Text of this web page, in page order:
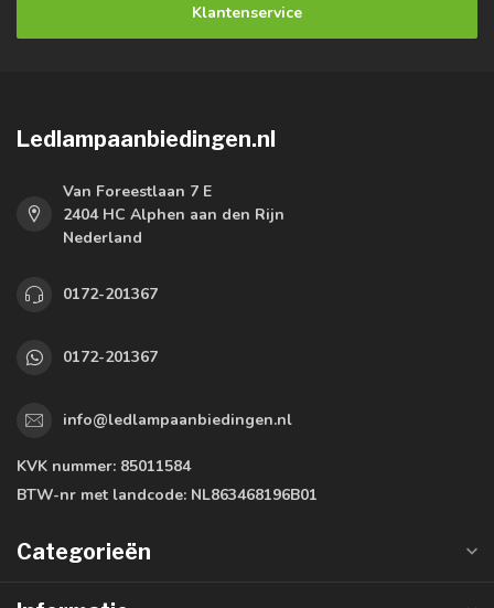
Klantenservice
Ledlampaanbiedingen.nl
Van Foreestlaan 7 E
2404 HC Alphen aan den Rijn
Nederland
0172-201367
0172-201367
info@ledlampaanbiedingen.nl
KVK nummer: 85011584
BTW-nr met landcode: NL863468196B01
Categorieën